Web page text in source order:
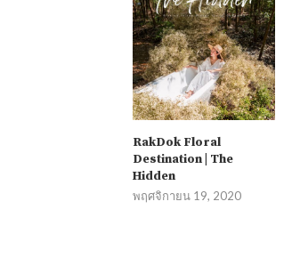
RakDok Floral
Destination | The
Hidden
พฤศจิกายน 19, 2020